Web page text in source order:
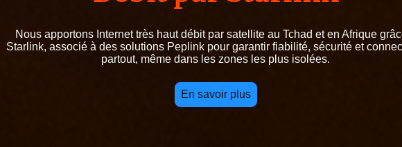
Nous apportons Internet très haut débit par satellite au Tchad et en Afrique
Starlink, associé à des solutions Peplink pour garantir fiabilité, sécurité et
partout, même dans les zones les plus isolées.
En savoir plus